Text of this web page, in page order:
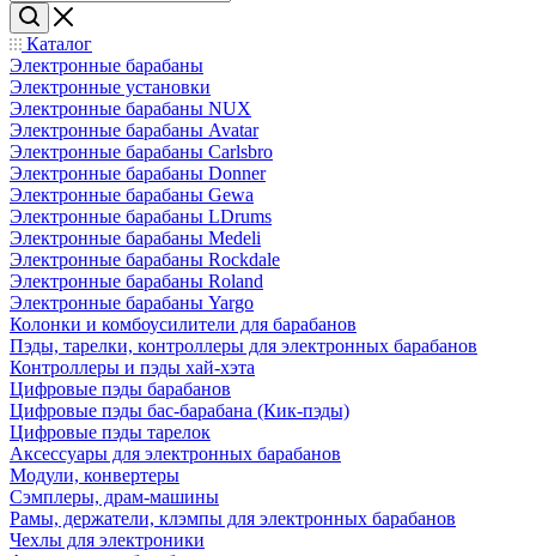
Каталог
Электронные барабаны
Электронные установки
Электронные барабаны NUX
Электронные барабаны Avatar
Электронные барабаны Carlsbro
Электронные барабаны Donner
Электронные барабаны Gewa
Электронные барабаны LDrums
Электронные барабаны Medeli
Электронные барабаны Rockdale
Электронные барабаны Roland
Электронные барабаны Yargo
Колонки и комбоусилители для барабанов
Пэды, тарелки, контроллеры для электронных барабанов
Контроллеры и пэды хай-хэта
Цифровые пэды барабанов
Цифровые пэды бас-барабана (Кик-пэды)
Цифровые пэды тарелок
Аксессуары для электронных барабанов
Модули, конвертеры
Сэмплеры, драм-машины
Рамы, держатели, клэмпы для электронных барабанов
Чехлы для электроники